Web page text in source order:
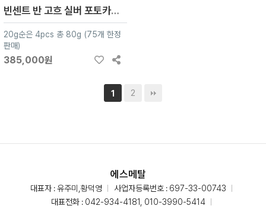
빈센트 반 고흐 실버 포토카드 컬렉션 4종 세트
20g순은 4pcs 총 80g (75개 한정
판매)
385,000원
1 2
에스메탈
대표자 : 유주미,황덕영
사업자등록번호 : 697-33-00743
대표전화 : 042-934-4181, 010-3990-5414